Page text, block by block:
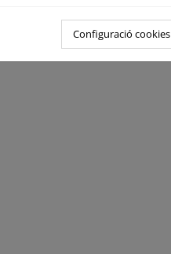
Configuració cookies